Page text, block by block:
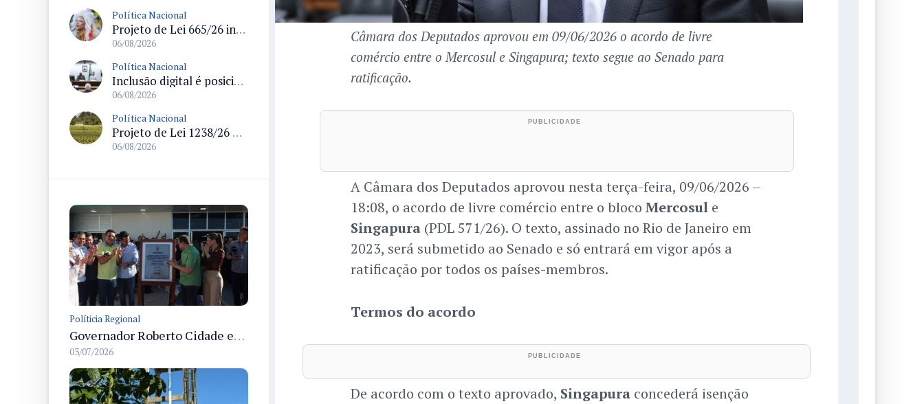
Política Nacional
Projeto de Lei 665/26 institui política nacional para prevenção ao transfeminicídio e prevê medidas de proteção e reparação
06/08/2026
Política Nacional
Inclusão digital é posicionada como pilar essencial da reurbanização de favelas e periferias
06/08/2026
Política Nacional
Projeto de Lei 1238/26 propõe validação automática do Cadastro Ambiental Rural para imóveis de até quatro módulos fiscais
06/08/2026
Políticia Regional
Governador Roberto Cidade entrega readequação do ambulatório da FCecon e amplia capacidade de atendimento oncológico em Manaus
03/07/2026
Câmara dos Deputados aprovou em 09/06/2026 o acordo de livre
comércio entre o Mercosul e Singapura; texto segue ao Senado para
ratificação.
A Câmara dos Deputados aprovou nesta terça-feira, 09/06/2026 –
18:08, o acordo de livre comércio entre o bloco Mercosule
Singapura(PDL 571/26). O texto, assinado no Rio de Janeiro em
2023, será submetido ao Senado e só entrará em vigor após a
ratificação por todos os países-membros.
Termos do acordo
De acordo com o texto aprovado, Singapuraconcederá isenção